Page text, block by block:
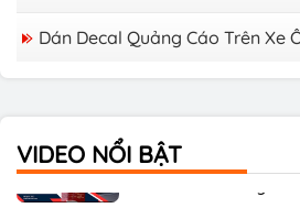
Dán Decal Quảng Cáo Trên Xe
VIDEO NỔI BẬT
Làm giấy phép liên
Làm giấy phép liên
siêu nhanh chóng